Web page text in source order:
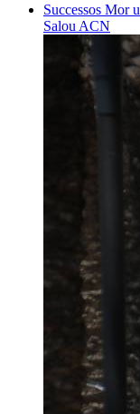
Successos Mor
Salou ACN